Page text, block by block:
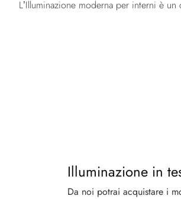
Illuminazione in
Da noi potrai acquistare i